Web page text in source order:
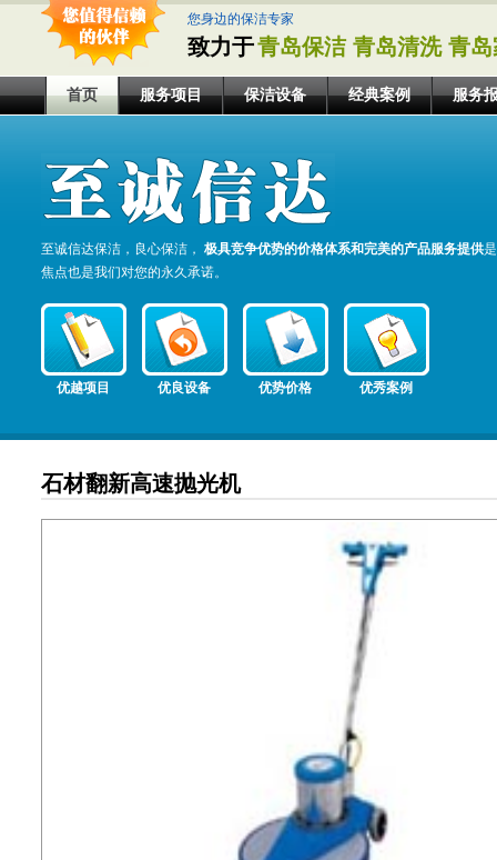
致力于青岛保洁 青岛清洗 青
您身边的保洁专家
首页 服务项目 保洁设备 经典案例 服务
至诚信达保洁，良心保洁， 极具竞争优势的价格体系和完美的产品服务提供
焦点也是我们对您的永久承诺。
优越项目 优良设备 优势价格 优秀案例
石材翻新高速抛光机